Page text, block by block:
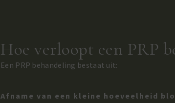
Hoe verloopt een PRP
Een PRP behandeling bestaat uit:
Afname van een kleine hoeveelheid